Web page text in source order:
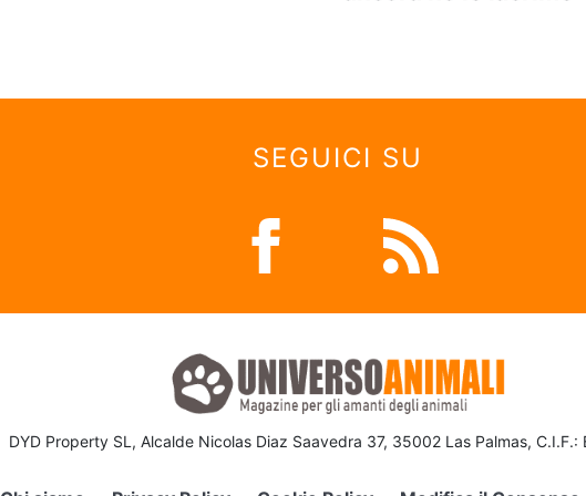
SEGUICI SU
DYD Property SL, Alcalde Nicolas Diaz Saavedra 37, 35002 Las Palmas, C.I.F.: